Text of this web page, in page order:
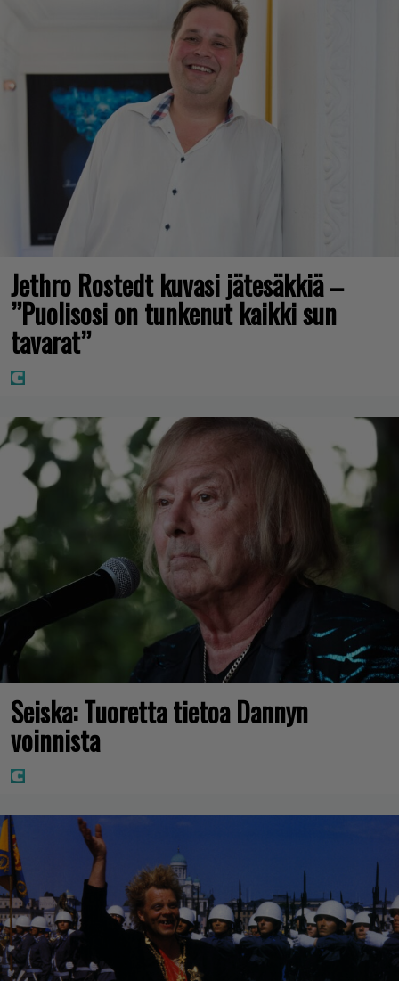
Jethro Rostedt kuvasi jätesäkkiä –
”Puolisosi on tunkenut kaikki sun
tavarat”
Seiska: Tuoretta tietoa Dannyn
voinnista